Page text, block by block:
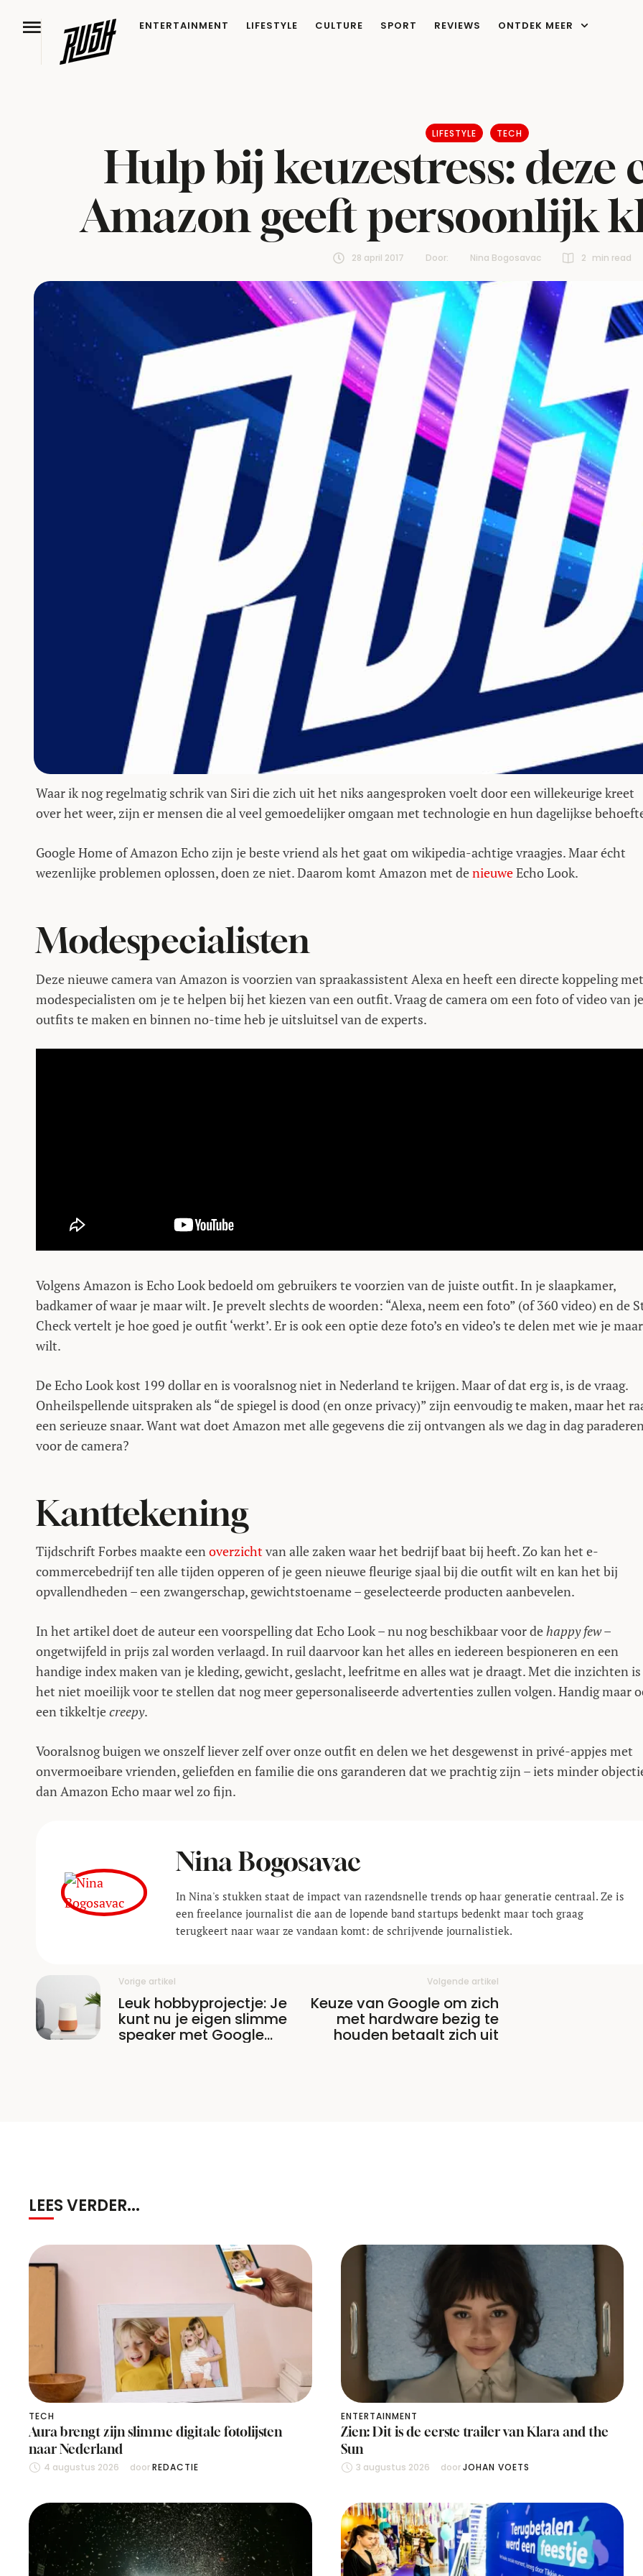
ENTERTAINMENT LIFESTYLE CULTURE SPORT REVIEWS ONTDEK MEER
LIFESTYLE TECH
Hulp bij keuzestress: deze
Amazon geeft persoonlijk
28 april 2017 Door: Nina Bogosavac 2 min read
Waar ik nog regelmatig schrik van Siri die zich uit het niks aangesproken voelt door een willekeurige kreet
over het weer, zijn er mensen die al veel gemoedelijker omgaan met technologie en hun dagelijkse
Google Home of Amazon Echo zijn je beste vriend als het gaat om wikipedia-achtige vraagjes. Maar écht
wezenlijke problemen oplossen, doen ze niet. Daarom komt Amazon met denieuweEcho Look.
Modespecialisten
Deze nieuwe camera van Amazon is voorzien van spraakassistent Alexa en heeft een directe koppeling met
modespecialisten om je te helpen bij het kiezen van een outfit. Vraag de camera om een foto of video van je
outfits te maken en binnen no-time heb je uitsluitsel van de experts.
Volgens Amazon is Echo Look bedoeld om gebruikers te voorzien van de juiste outfit. In je slaapkamer,
badkamer of waar je maar wilt. Je prevelt slechts de woorden: “Alexa, neem een foto” (of 360 video) en de
Check vertelt je hoe goed je outfit ‘werkt’. Er is ook een optie deze foto’s en video’s te delen met wie je maar
wilt.
De Echo Look kost 199 dollar en is vooralsnog niet in Nederland te krijgen. Maar of dat erg is, is de vraag.
Onheilspellende uitspraken als “de spiegel is dood (en onze privacy)” zijn eenvoudig te maken, maar het
een serieuze snaar. Want wat doet Amazon met alle gegevens die zij ontvangen als we dag in dag paraderen
voor de camera?
Kanttekening
Tijdschrift Forbes maakte eenoverzichtvan alle zaken waar het bedrijf baat bij heeft. Zo kan het e-
commercebedrijf ten alle tijden opperen of je geen nieuwe fleurige sjaal bij die outfit wilt en kan het bij
opvallendheden – een zwangerschap, gewichtstoename – geselecteerde producten aanbevelen.
In het artikel doet de auteur een voorspelling dat Echo Look – nu nog beschikbaar voor dehappy few–
ongetwijfeld in prijs zal worden verlaagd. In ruil daarvoor kan het alles en iedereen bespioneren en een
handige index maken van je kleding, gewicht, geslacht, leefritme en alles wat je draagt. Met die inzichten is
het niet moeilijk voor te stellen dat nog meer gepersonaliseerde advertenties zullen volgen. Handig maar
een tikkeltjecreepy.
Vooralsnog buigen we onszelf liever zelf over onze outfit en delen we het desgewenst in privé-appjes met
onvermoeibare vrienden, geliefden en familie die ons garanderen dat we prachtig zijn – iets minder
dan Amazon Echo maar wel zo fijn.
Nina Bogosavac
In Nina's stukken staat de impact van razendsnelle trends op haar generatie centraal. Ze is
een freelance journalist die aan de lopende band startups bedenkt maar toch graag
terugkeert naar waar ze vandaan komt: de schrijvende journalistiek.
Vorige artikel
Leuk hobbyprojectje: Je
kunt nu je eigen slimme
speaker met Google
Volgende artikel
Keuze van Google om zich
met hardware bezig te
houden betaalt zich uit
LEES VERDER...
TECH
Aura brengt zijn slimme digitale fotolijsten
naar Nederland
4 augustus 2026 door REDACTIE
ENTERTAINMENT
Zien: Dit is de eerste trailer van Klara and the
Sun
3 augustus 2026 door JOHAN VOETS